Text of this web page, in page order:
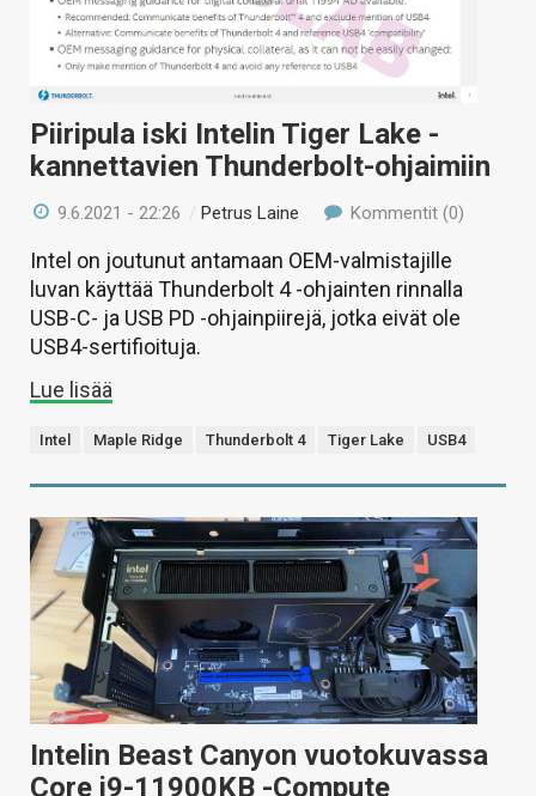
Piiripula iski Intelin Tiger Lake -
kannettavien Thunderbolt-ohjaimiin
9.6.2021 - 22:26 /Petrus Laine Kommentit (0)
Intel on joutunut antamaan OEM-valmistajille
luvan käyttää Thunderbolt 4 -ohjainten rinnalla
USB-C- ja USB PD -ohjainpiirejä, jotka eivät ole
USB4-sertifioituja.
Lue lisää
Intel Maple Ridge Thunderbolt 4 Tiger Lake USB4
Intelin Beast Canyon vuotokuvassa
Core i9-11900KB -Compute